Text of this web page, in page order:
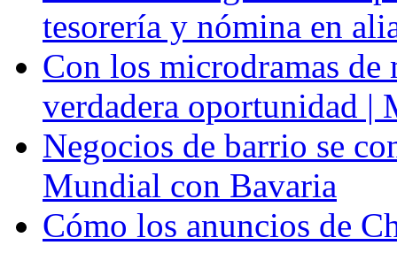
tesorería y nómina en
Con los microdramas de
verdadera oportunidad |
Negocios de barrio se
Mundial con Bavaria
Cómo los anuncios de